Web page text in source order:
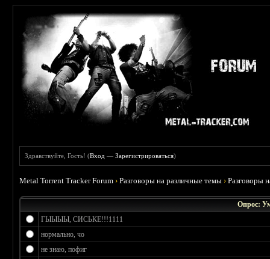
Здравствуйте, Гость! (Вход —Зарегистрироваться)
Metal Torrent Tracker Forum ›Разговоры на различные темы ›Разговоры
Опрос:
ГЫЫЫЫ, СИСЬКЕ!!!1111
нормально, чо
не знаю, пофиг